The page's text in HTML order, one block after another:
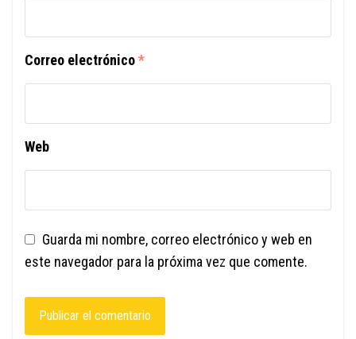
Correo electrónico*
Web
Guarda mi nombre, correo electrónico y web en
este navegador para la próxima vez que comente.